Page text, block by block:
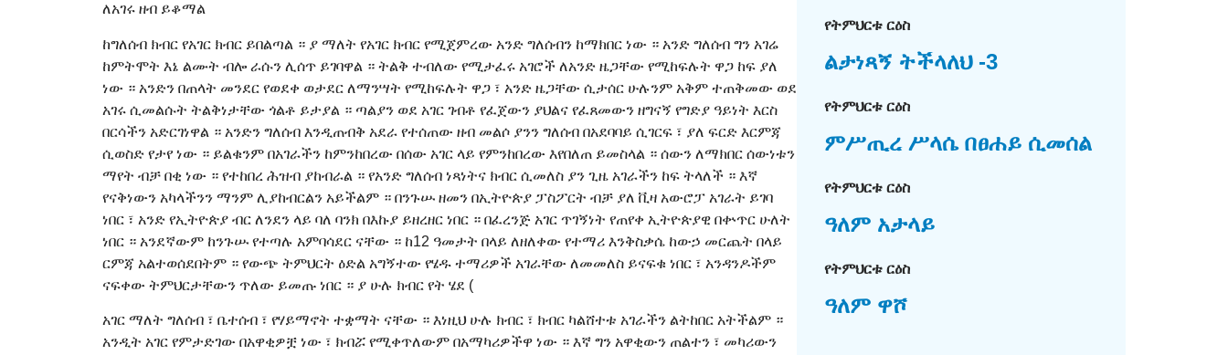
ለአገሩ ዘብ ይቆማል
ከግለሰብ ክብር የአገር ክብር ይበልጣል ። ያ ማለት የአገር ክብር የሚጀምረው አንድ ግለሰብን ከማክበር ነው ። አንድ ግለሰብ ግን አገሬ
ከምትሞት እኔ ልሙት ብሎ ራሱን ሊሰጥ ይገባዋል ። ትልቅ ተብለው የሚታፈሩ አገሮች ለአንድ ዜጋቸው የሚከፍሉት ዋጋ ከፍ ያለ
ነው ። አንድን በጠላት መንደር የወደቀ ወታደር ለማንሣት የሚከፍሉት ዋጋ ፣ አንድ ዜጋቸው ሲታሰር ሁሉንም አቅም ተጠቅመው ወደ
አገሩ ሲመልሱት ትልቅነታቸው ጎልቶ ይታያል ። ጣልያን ወደ አገር ገብቶ የፈጀውን ያህልና የፈጸመውን ዘግናኝ የግድያ ዓይነት እርስ
በርሳችን አድርገነዋል ። አንድን ግለሰብ እንዲጠብቅ አደራ የተሰጠው ዘብ መልሶ ያንን ግለሰብ በአደባባይ ሲገርፍ ፣ ያለ ፍርድ እርምጃ
ሲወስድ የታየ ነው ። ይልቁንም በአገራችን ከምንከበረው በሰው አገር ላይ የምንከበረው እየበለጠ ይመስላል ። ሰውን ለማክበር ሰውነቱን
ማየት ብቻ በቂ ነው ። የተከበረ ሕዝብ ያከብራል ። የአንድ ግለሰብ ነጻነትና ክብር ሲመለስ ያን ጊዜ አገራችን ከፍ ትላለች ። እኛ
የናቅነውን አካላችንን ማንም ሊያከብርልን አይችልም ። በንጉሡ ዘመን በኢትዮጵያ ፓስፖርት ብቻ ያለ ቪዛ አውሮፓ አገራት ይገባ
ነበር ፣ አንድ የኢትዮጵያ ብር ለንደን ላይ ባለ ባንክ በእኩያ ይዘረዘር ነበር ። በፈረንጅ አገር ጥገኝነት የጠየቀ ኢትዮጵያዊ በቍጥር ሁለት
ነበር ። አንደኛውም ከንጉሡ የተጣሉ አምባሳደር ናቸው ። ከ12 ዓመታት በላይ ለዘለቀው የተማሪ እንቅስቃሴ ከውኃ መርጨት በላይ
ርምጃ አልተወሰደበትም ። የውጭ ትምህርት ዕድል አግኝተው የሄዱ ተማሪዎች አገራቸው ለመመለስ ይናፍቁ ነበር ፣ አንዳንዶችም
ናፍቀው ትምህርታቸውን ጥለው ይመጡ ነበር ። ያ ሁሉ ክብር የት ሄደ (
አገር ማለት ግለሰብ ፣ ቤተሰብ ፣ የሃይማኖት ተቋማት ናቸው ። እነዚህ ሁሉ ክብር ፣ ክብር ካልሸተቱ አገራችን ልትከበር አትችልም ።
አንዲት አገር የምታድገው በአዋቂዎቿ ነው ፣ ክብሯ የሚቀጥለውም በአማካሪዎችዋ ነው ። እኛ ግን አዋቂውን ጠልተን ፣ መካሪውን
የትምህርቱ ርዕስ
ልታነጻኝ ትችላለህ -3
የትምህርቱ ርዕስ
ምሥጢረ ሥላሴ በፀሐይ ሲመሰል
የትምህርቱ ርዕስ
ዓለም አታላይ
የትምህርቱ ርዕስ
ዓለም ዋሾ